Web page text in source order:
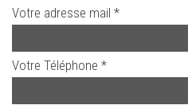
Votre adresse mail *
Votre Téléphone *